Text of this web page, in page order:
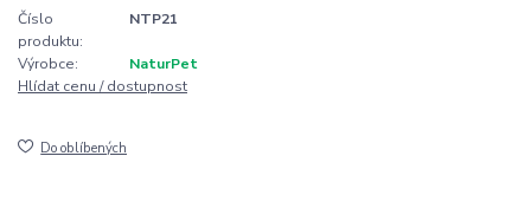
Číslo
produktu:
NTP21
Výrobce:
NaturPet
Hlídat cenu / dostupnost
Do oblíbených